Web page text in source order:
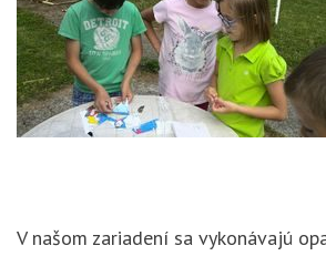
V našom zariadení sa vykonávajú